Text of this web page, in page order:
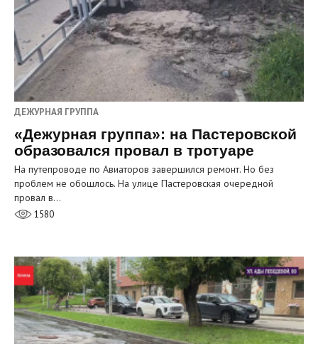
ДЕЖУРНАЯ ГРУППА
«Дежурная группа»: на Пастеровской
образовался провал в тротуаре
На путепроводе по Авиаторов завершился ремонт. Но без
проблем не обошлось. На улице Пастеровская очередной
провал в…
1580